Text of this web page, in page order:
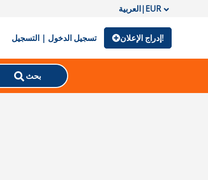
العربية|EUR
تسجيل الدخول | التسجيل إدراج الإعلان!
بحث